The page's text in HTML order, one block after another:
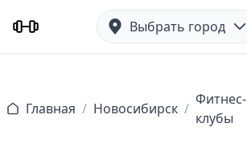
Выбрать город
Главная / Новосибирск /
Фитнес-
клубы